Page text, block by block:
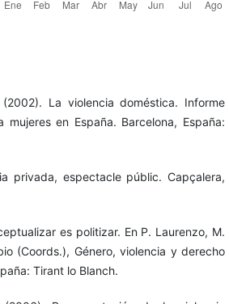
La violencia doméstica. Informe
en España. Barcelona, España:
privada, espectacle públic. Capçalera,
es politizar. En P. Laurenzo, M.
(Coords.), Género, violencia y derecho
Tirant lo Blanch.